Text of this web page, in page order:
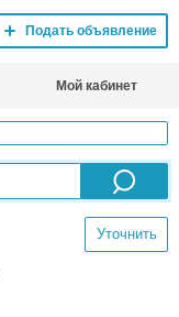
Мой кабинет
Подать объявление
Уточнить